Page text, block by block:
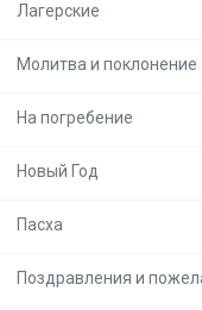
Лагерские
Молитва и поклонение
На погребение
Новый Год
Пасха
Поздравления и